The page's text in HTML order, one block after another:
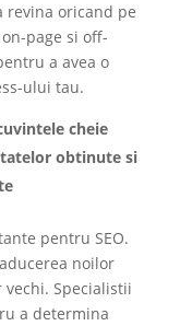
revina oricand pe
page si off-
a avea o
ului tau.
cheie
obtinute si
pentru SEO.
noilor
Specialistii
a determina